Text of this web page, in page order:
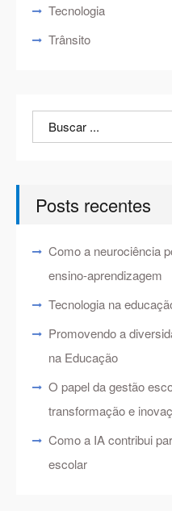
Tecnologia
Trânsito
Search
for:
Posts recentes
Como a neurociência
ensino-aprendizagem
Tecnologia na
Promovendo a
na Educação
O papel da gestão
transformação e
Como a IA contribui
escolar